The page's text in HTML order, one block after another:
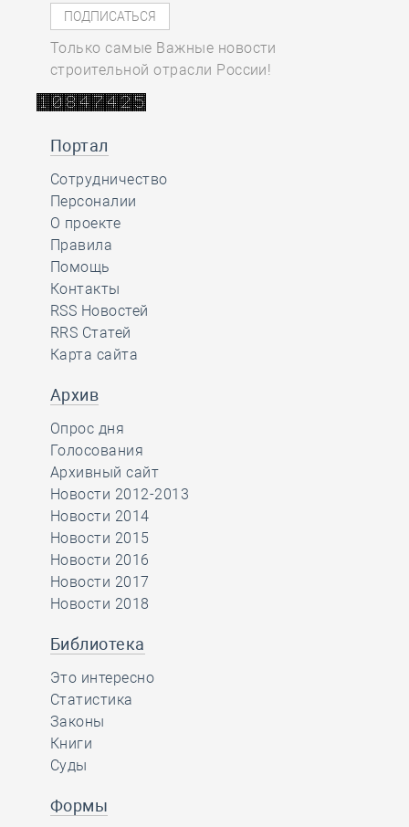
Только самые Важные новости
строительной отрасли России!
Портал
Сотрудничество
Персоналии
О проекте
Правила
Помощь
Контакты
RSS Новостей
RRS Статей
Карта сайта
Архив
Опрос дня
Голосования
Архивный сайт
Новости 2012-2013
Новости 2014
Новости 2015
Новости 2016
Новости 2017
Новости 2018
Библиотека
Это интересно
Статистика
Законы
Книги
Суды
Формы